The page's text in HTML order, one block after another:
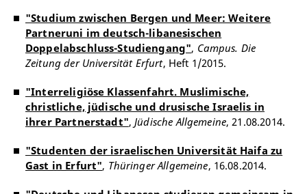
"Studium zwischen Bergen und Meer: Weitere
Partneruni im deutsch-libanesischen
Doppelabschluss-Studiengang", Campus. Die
Zeitung der Universität Erfurt, Heft 1/2015.
"Interreligiöse Klassenfahrt. Muslimische,
christliche, jüdische und drusische Israelis in
ihrer Partnerstadt",Jüdische Allgemeine, 21.08.2014.
"Studenten der israelischen Universität Haifa zu
Gast in Erfurt", Thüringer Allgemeine, 16.08.2014.